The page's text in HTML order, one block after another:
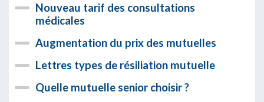
Nouveau tarif des consultations
médicales
Augmentation du prix des mutuelles
Lettres types de résiliation mutuelle
Quelle mutuelle senior choisir ?